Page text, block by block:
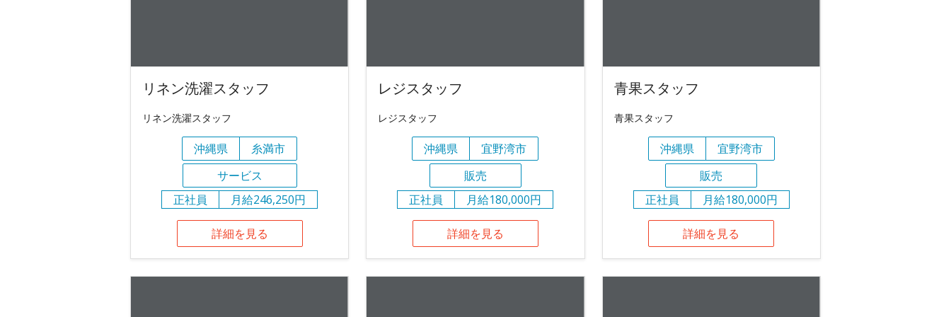
リネン洗濯スタッフ
リネン洗濯スタッフ
沖縄県
糸満市
サービス
正社員
月給246,250円
詳細を見る
レジスタッフ
レジスタッフ
沖縄県
宜野湾市
販売
正社員
月給180,000円
詳細を見る
青果スタッフ
青果スタッフ
沖縄県
宜野湾市
販売
正社員
月給180,000円
詳細を見る